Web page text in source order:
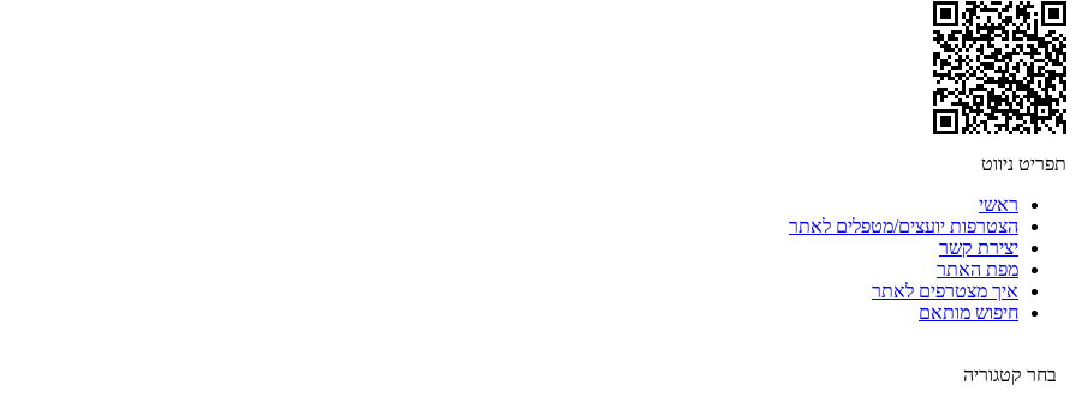
תפריט ניווט
ראשי
הצטרפות יועצים/מטפלים לאתר
יצירת קשר
מפת האתר
איך מצטרפים לאתר
חיפוש מותאם
בחר קטגוריה